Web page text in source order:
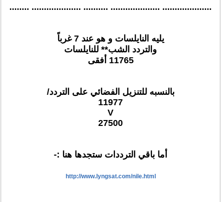
.................... .................... .......... .................... ........
يليه النايلسات و هو عند 7 غرباً
والتردد الشب** للنايلسات
11765 أفقى
بالنسبه للتنزيل الفضائي على التردد/
11977
V
27500
أما باقي الترددات ستجدها هنا :-
http://www.lyngsat.com/nile.html